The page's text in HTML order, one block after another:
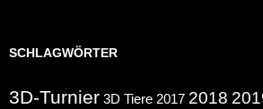
SCHLAGWÖRTER
3D-Turnier 3D Tiere 2017 2018